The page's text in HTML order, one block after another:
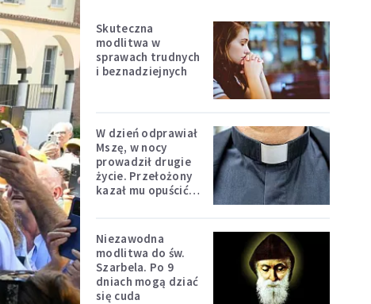
Skuteczna
modlitwa w
sprawach trudnych
i beznadziejnych
W dzień odprawiał
Mszę, w nocy
prowadził drugie
życie. Przełożony
kazał mu opuścić
Niezawodna
modlitwa do św.
Szarbela. Po 9
dniach mogą dziać
się cuda